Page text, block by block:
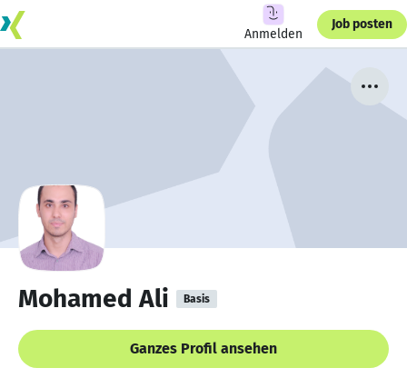
Anmelden
Job posten
Mohamed Ali Basis
Ganzes Profil ansehen